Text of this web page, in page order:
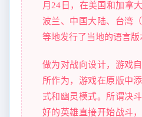
月24日，在美国和加拿
波兰、中国大陆、台湾
等地发行了当地的语言版
做为对战向设计，游戏
所作为，游戏在原版中
式和幽灵模式。所谓决
好的英雄直接开始战斗